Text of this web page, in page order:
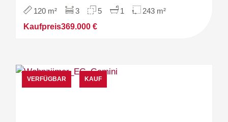
120 m²
3 5 1
243 m²
Kaufpreis369.000 €
VERFÜGBAR KAUF